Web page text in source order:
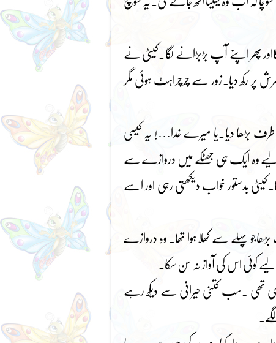
پھر اپنے آپ بڑبڑانے لگا۔کیٹی نے
پر رکھ دیا۔زور سے چرچراہٹ ہوئی مگر
طرف بڑھا دیا۔یا میرے خدا…! یہ کیسی
لیے وہ ایک ہی جھٹکے میں دروازے سے
بدستور خواب دیکھتی رہی اور اسے
پہلے سے کھلا ہوا تھا۔ وہ دروازے
کوئی اس کی آواز نہ سن سکا۔
تھی ۔سب کتنی حیرانی سے دیکھ رہے